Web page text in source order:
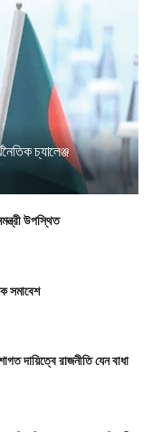
চ্যালেঞ্জ
উপস্থিত
সমাবেশ
দায়িত্বে রাজনীতি যেন বাধা